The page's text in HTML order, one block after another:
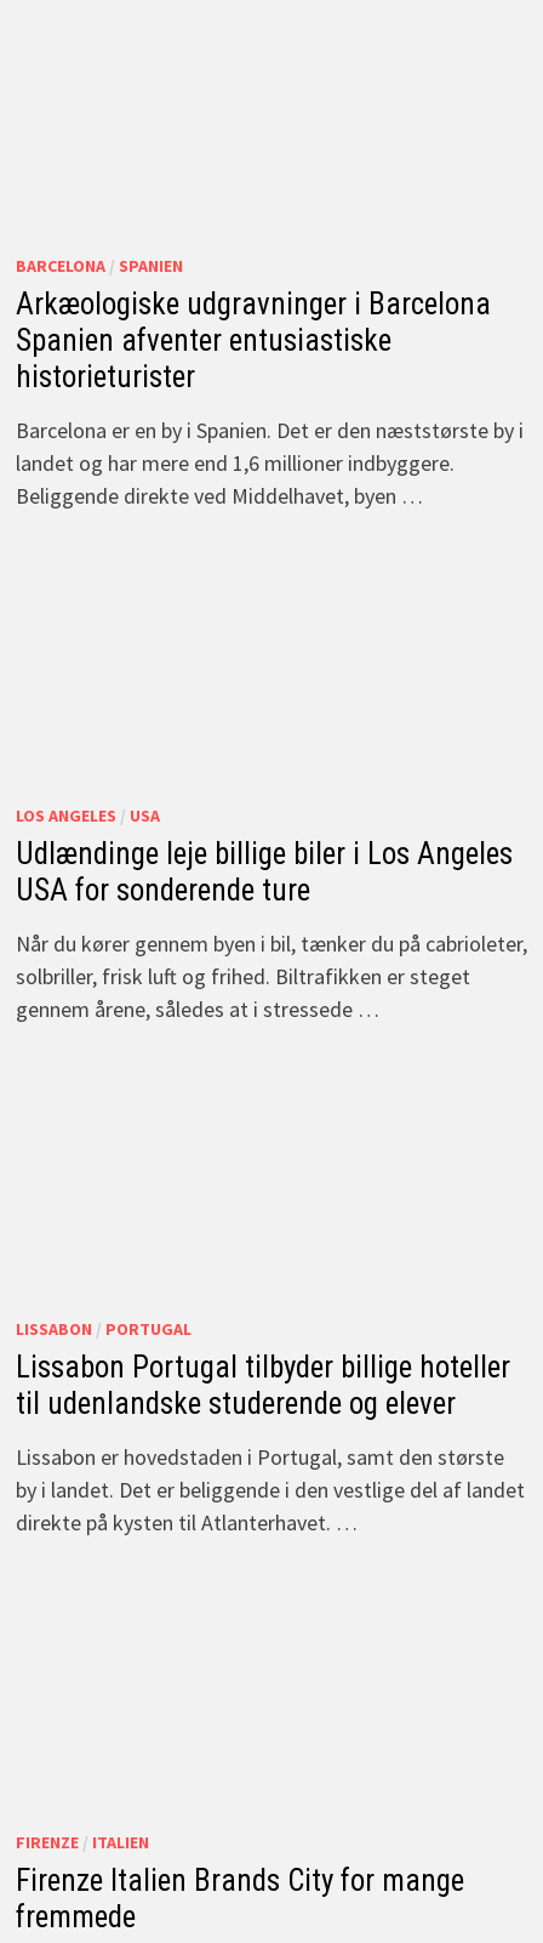
BARCELONA/ SPANIEN
Arkæologiske udgravninger i Barcelona
Spanien afventer entusiastiske
historieturister
Barcelona er en by i Spanien. Det er den næststørste by i
landet og har mere end 1,6 millioner indbyggere.
Beliggende direkte ved Middelhavet, byen …
LOS ANGELES / USA
Udlændinge leje billige biler i Los Angeles
USA for sonderende ture
Når du kører gennem byen i bil, tænker du på cabrioleter,
solbriller, frisk luft og frihed. Biltrafikken er steget
gennem årene, således at i stressede …
LISSABON / PORTUGAL
Lissabon Portugal tilbyder billige hoteller
til udenlandske studerende og elever
Lissabon er hovedstaden i Portugal, samt den største
by i landet. Det er beliggende i den vestlige del af landet
direkte på kysten til Atlanterhavet. …
FIRENZE/ ITALIEN
Firenze Italien Brands City for mange
fremmede